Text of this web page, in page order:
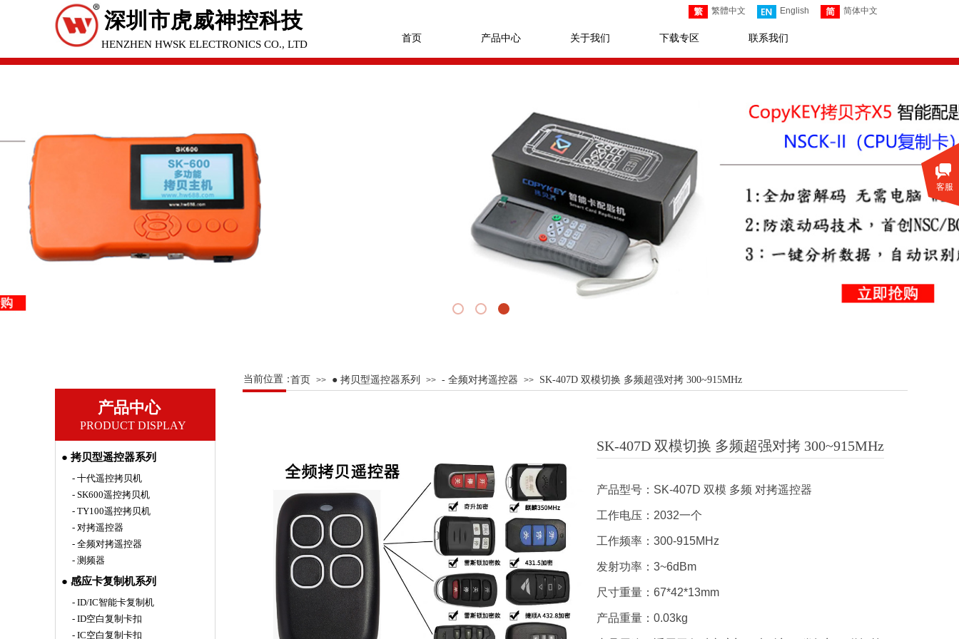
繁體中文 English 简体中文
深圳市虎威神控科技
有限公司
首页 产品中心 关于我们 下载专区 联系我们
SHENZHEN HWSK ELECTRONICS CO., LTD
当前位置：首页 >> ● 拷贝型遥控器系列 >> - 全频对拷遥控器 >> SK-407D 双模切换 多频超强对拷 300~915MHz
PRODUCT DISPLAY
产品中心
● 拷贝型遥控器系列
- 十代遥控拷贝机
- SK600遥控拷贝机
- TY100遥控拷贝机
- 对拷遥控器
- 全频对拷遥控器
- 测频器
● 感应卡复制机系列
- ID/IC智能卡复制机
- ID空白复制卡扣
- IC空白复制卡扣
SK-407D 双模切换 多频超强对拷 300~915MHz
产品型号：SK-407D 双模 多频 对拷遥控器
工作电压：2032一个
工作频率：300-915MHz
发射功率：3~6dBm
尺寸重量：67*42*13mm
产品重量：0.03kg
客服